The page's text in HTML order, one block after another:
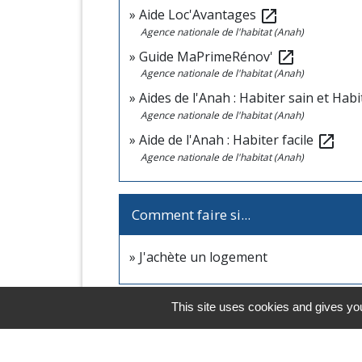
Aide Loc'Avantages open_in_new
Agence nationale de l'habitat (Anah)
Guide MaPrimeRénov' open_in_new
Agence nationale de l'habitat (Anah)
Aides de l'Anah : Habiter sain et
Agence nationale de l'habitat (Anah)
Aide de l'Anah : Habiter facile open_in_new
Agence nationale de l'habitat (Anah)
Comment faire si...
J'achète un logement
This site uses cookies and gives